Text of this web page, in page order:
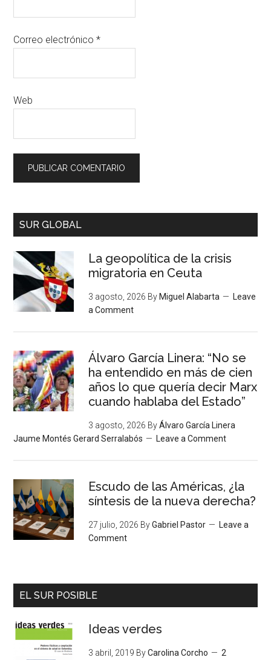
Correo electrónico*
Web
SUR GLOBAL
La geopolítica de la crisis
migratoria en Ceuta
3 agosto, 2026 By Miguel Alabarta
Leave
a Comment
Álvaro García Linera: “No se
ha entendido en más de cien
años lo que quería decir Marx
cuando hablaba del Estado”
3 agosto, 2026 ByÁlvaro García Linera
Jaume Montés Gerard Serralabós
Leave a Comment
Escudo de las Américas, ¿la
síntesis de la nueva derecha?
27 julio, 2026 ByGabriel Pastor
Leave a
Comment
EL SUR POSIBLE
Ideas verdes
3 abril, 2019 ByCarolina Corcho
2